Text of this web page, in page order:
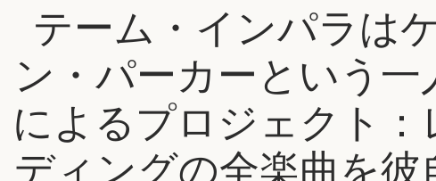
テーム・インパラは
ン・パーカーという一
によるプロジェクト：
ディングの全楽曲を彼